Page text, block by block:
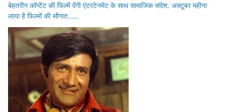
बेहतरीन कॉन्टेंट की फिल्में देंगी एंटरटेनमेंट के साथ सामाजिक संदेश, अक्टूबर महीना
लाया है फिल्मों की सौगात……